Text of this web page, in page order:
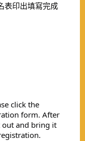
表印出填寫完成
click the
form. After
and bring it